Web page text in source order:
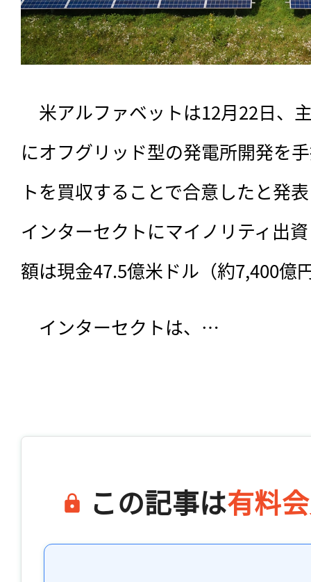
米アルファベットは12月22日、
にオフグリッド型の発電所開発を
トを買収することで合意したと発
インターセクトにマイノリティ出
額は現金47.5億米ドル（約7,400億
インターセクトは、…
この記事は有料